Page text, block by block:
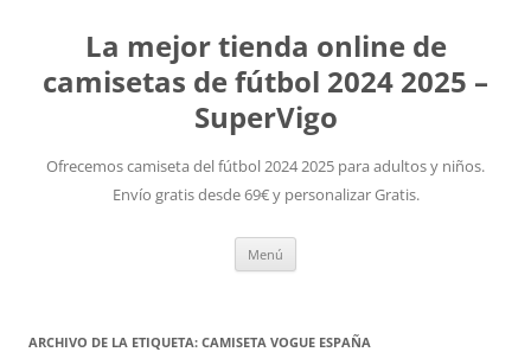
La mejor tienda online de
camisetas de fútbol 2024 2025 –
SuperVigo
Ofrecemos camiseta del fútbol 2024 2025 para adultos y niños.
Envío gratis desde 69€ y personalizar Gratis.
Menú
ARCHIVO DE LA ETIQUETA: CAMISETA VOGUE ESPAÑA